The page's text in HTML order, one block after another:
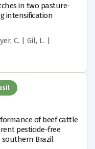
in two pasture-
intensification
C. | Gil, L. |
of beef cattle
pesticide-free
southern Brazil